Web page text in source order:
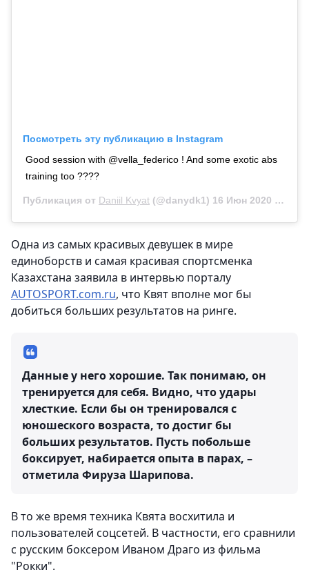
Посмотреть эту публикацию в Instagram
Good session with @vella_federico ! And some exotic abs
training too ????
Публикация от Daniil Kvyat (@danydk1) 16 Июн 2020 в 10:57 PDT
Одна из самых красивых девушек в мире
единоборств и самая красивая спортсменка
Казахстана заявила в интервью порталу
AUTOSPORT.com.ru, что Квят вполне мог бы
добиться больших результатов на ринге.
Данные у него хорошие. Так понимаю, он
тренируется для себя. Видно, что удары
хлесткие. Если бы он тренировался с
юношеского возраста, то достиг бы
больших результатов. Пусть побольше
боксирует, набирается опыта в парах, –
отметила Фируза Шарипова.
В то же время техника Квята восхитила и
пользователей соцсетей. В частности, его сравнили
с русским боксером Иваном Драго из фильма
"Рокки".